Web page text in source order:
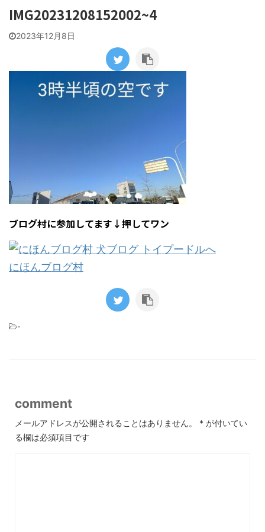
IMG20231208152002~4
2023年12月8日
ブログ村に参加してます↓押してワン
にほんブログ村
-
comment
メールアドレスが公開されることはありません。 * が付いてい
る欄は必須項目です